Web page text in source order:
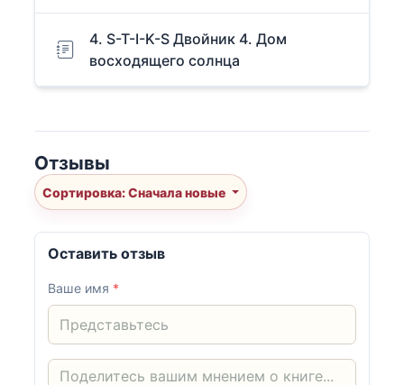
4. S-T-I-K-S Двойник 4. Дом
восходящего солнца
Отзывы
Сортировка: Сначала новые
Оставить отзыв
Ваше имя *